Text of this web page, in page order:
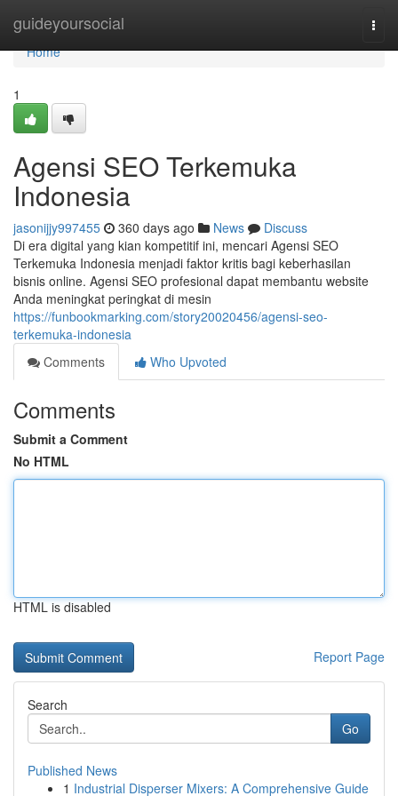
guideyoursocial
Home
Home
1
Agensi SEO Terkemuka
Indonesia
jasonijjy997455 360 days ago News
Discuss
Di era digital yang kian kompetitif ini, mencari Agensi SEO
Terkemuka Indonesia menjadi faktor kritis bagi keberhasilan
bisnis online. Agensi SEO profesional dapat membantu website
Anda meningkat peringkat di mesin
https://funbookmarking.com/story20020456/agensi-seo-
terkemuka-indonesia
Comments
Who Upvoted
Comments
Submit a Comment
No HTML
HTML is disabled
Report Page
Search
Go
Published News
1 Industrial Disperser Mixers: A Comprehensive Guide